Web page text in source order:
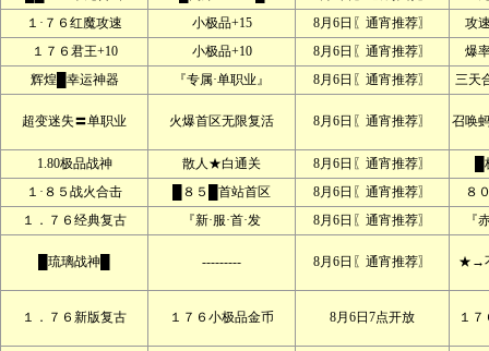
１·７６红魔攻速
小极品+15 8月6日〖通宵推荐〗
攻
１７６君王+10
小极品+10 8月6日〖通宵推荐〗
爆
辉煌█幸运神器
『专属·单职业』 8月6日〖通宵推荐〗 三天
超变迷失〓单职业 火爆首区无限复活 8月6日〖通宵推荐〗 召唤
1.80极品战神 散人★白通关 8月6日〖通宵推荐〗
１·８５战火合击
█８５█首站首区 8月6日〖通宵推荐〗
８
１．７６经典复古
『新·服·首·发 8月6日〖通宵推荐〗 『
█琉璃战神█ --------- 8月6日〖通宵推荐〗 ★→
１．７６新版复古 １７６小极品金币 8月6日7点开放 １